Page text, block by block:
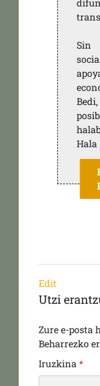
Sin
Hala
Edit
Utzi
Zure e-posta
Beharrezko
Iruzkina *